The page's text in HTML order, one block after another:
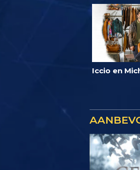
Iccio en